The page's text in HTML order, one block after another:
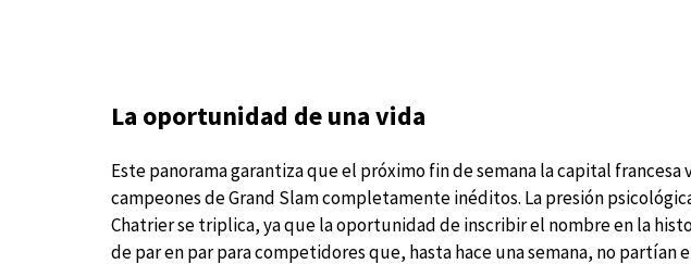
La oportunidad de una vida
Este panorama garantiza que el próximo fin de semana la capital francesa
campeones de Grand Slam completamente inéditos. La presión
Chatrier se triplica, ya que la oportunidad de inscribir el nombre en la
de par en par para competidores que, hasta hace una semana, no partían